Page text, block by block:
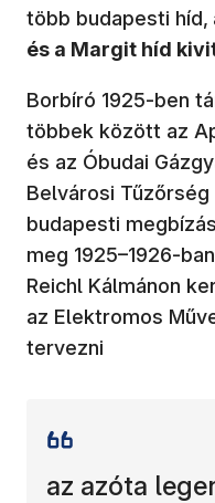
több budapesti híd,
és a Margit híd
Borbíró 1925-ben
többek között az
és az Óbudai
Belvárosi
budapesti
meg 1925–1926-
Reichl Kálmánon
az Elektromos
tervezni
az azóta